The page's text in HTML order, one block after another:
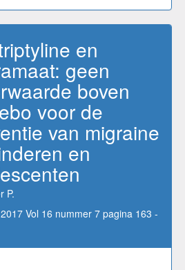
en
geen
boven
voor de
van migraine
en
P.
Vol 16 nummer 7 pagina 163 -